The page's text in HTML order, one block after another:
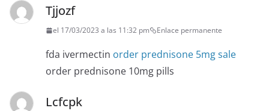
Tjjozf
el 17/03/2023 a las 11:32 pm Enlace permanente
fda ivermectin order prednisone 5mg sale
order prednisone 10mg pills
Lcfcpk